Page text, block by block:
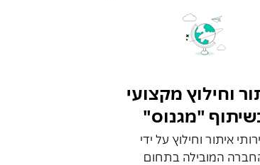
וחילוץ מקצועי
"מגנוס"
איתור וחילוץ על ידי
המובילה בתחום